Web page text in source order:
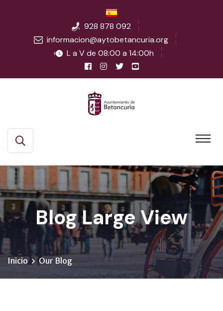
928 878 092
informacion@aytobetancuria.org
L a V de 08:00 a 14:00h
Blog Large View
Inicio Our Blog